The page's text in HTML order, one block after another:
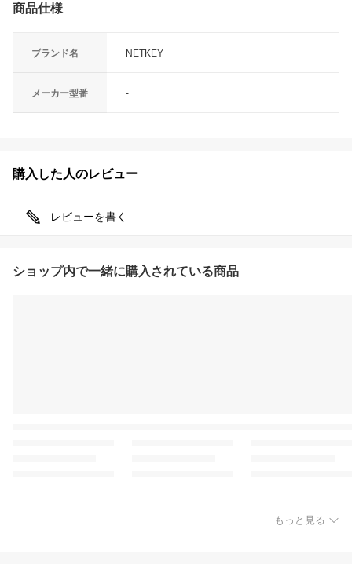
商品仕様
ブランド名 NETKEY
メーカー型番 -
購入した人のレビュー
レビューを書く
ショップ内で一緒に購入されている商品
もっと見る